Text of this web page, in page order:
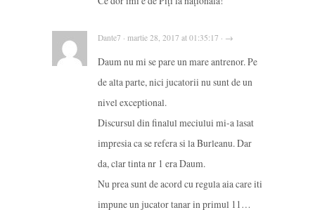
Dante7 · martie 28, 2017 at 01:35:17 · →
Daum nu mi se pare un mare antrenor. Pe
de alta parte, nici jucatorii nu sunt de un
nivel exceptional.
Discursul din finalul meciului mi-a lasat
impresia ca se refera si la Burleanu. Dar
da, clar tinta nr 1 era Daum.
Nu prea sunt de acord cu regula aia care iti
impune un jucator tanar in primul 11…